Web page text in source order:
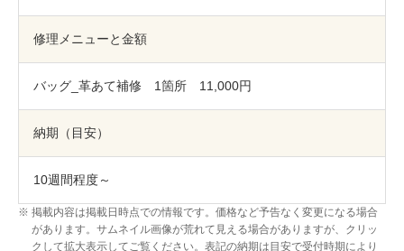
オンライン修理見積もりサービス（配送修理）
よくあるご質問
お問い合わせ
採用情報
修理メニューと金額
バッグ_革あて補修 1箇所 11,000円
納期（目安）
10週間程度～
掲載内容は掲載日時点での情報です。価格など予告なく変更になる場合
があります。サムネイル画像が荒れて見える場合がありますが、クリッ
クして拡大表示してご覧ください。表記の納期は目安で受付時期により